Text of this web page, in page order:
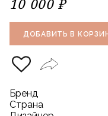
10 000 ₽
ДОБАВИТЬ В
Бренд
Страна